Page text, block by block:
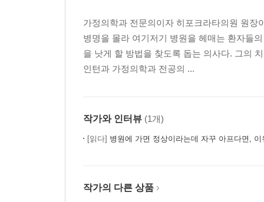
가정의학과 전문의이자 히포크라타의원 원장
병명을 몰라 여기저기 병원을 헤매는 환자들
을 낫게 할 방법을 찾도록 돕는 의사다. 그의
인턴과 가정의학과 전공의 ...
작가와 인터뷰 (1개)
[읽다] 병원에 가면 정상이라는데 자꾸 아프다면, 이
작가의 다른 상품